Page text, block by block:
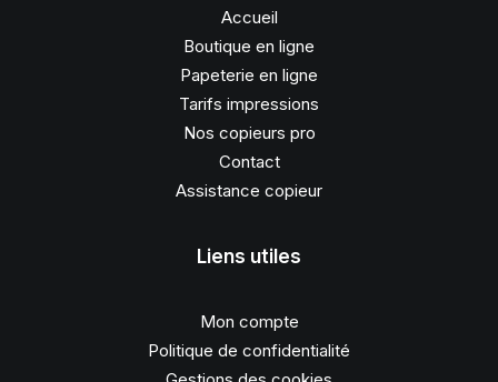
Accueil
Boutique en ligne
Papeterie en ligne
Tarifs impressions
Nos copieurs pro
Contact
Assistance copieur
Liens utiles
Mon compte
Politique de confidentialité